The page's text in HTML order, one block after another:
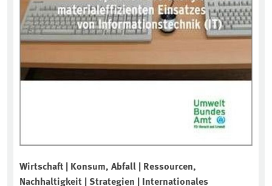
Wirtschaft | Konsum, Abfall | Ressourcen,
Nachhaltigkeit | Strategien | Internationales